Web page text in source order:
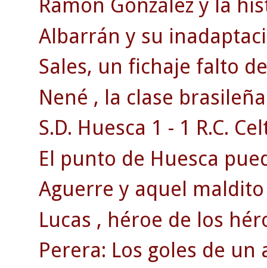
Ramón González y la
Albarrán y su
Sales, un fichaje falto
Nené , la clase
S.D. Huesca 1 - 1 R.C.
El punto de Huesca
Aguerre y aquel
Lucas , héroe de los
Perera: Los goles de un